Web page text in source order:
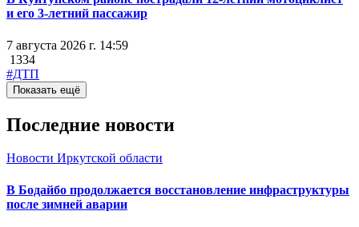
и его 3-летний пассажир
7 августа 2026 г. 14:59
1334
#ДТП
Показать ещё
Последние новости
Новости Иркутской области
В Бодайбо продолжается восстановление инфраструктуры
после зимней аварии